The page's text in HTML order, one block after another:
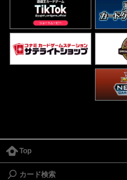
Top
カード検索